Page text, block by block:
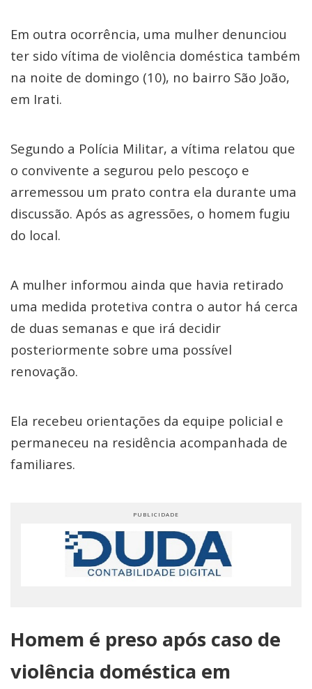
Em outra ocorrência, uma mulher denunciou
ter sido vítima de violência doméstica também
na noite de domingo (10), no bairro São João,
em Irati.
Segundo a Polícia Militar, a vítima relatou que
o convivente a segurou pelo pescoço e
arremessou um prato contra ela durante uma
discussão. Após as agressões, o homem fugiu
do local.
A mulher informou ainda que havia retirado
uma medida protetiva contra o autor há cerca
de duas semanas e que irá decidir
posteriormente sobre uma possível
renovação.
Ela recebeu orientações da equipe policial e
permaneceu na residência acompanhada de
familiares.
Homem é preso após caso de
violência doméstica em